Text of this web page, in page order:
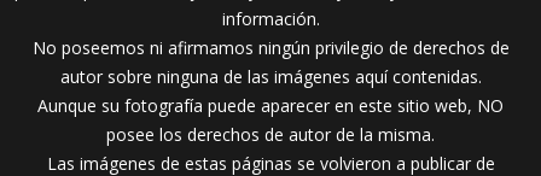
información.
No poseemos ni afirmamos ningún privilegio de derechos de
autor sobre ninguna de las imágenes aquí contenidas.
Aunque su fotografía puede aparecer en este sitio web, NO
posee los derechos de autor de la misma.
Las imágenes de estas páginas se volvieron a publicar de